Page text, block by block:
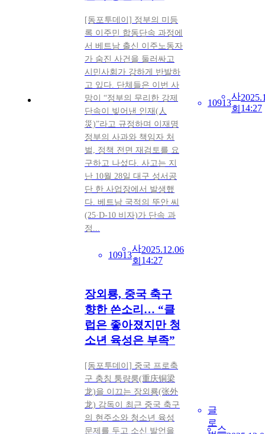
[동포투데이] 정부의 미등
록 이주민 합동단속 과정에
서 베트남 출신 이주노동자
가 숨진 사건을 둘러싸고
시민사회가 강하게 반발하
고 있다. 단체들은 이번 사
망이 “정부의 무리한 강제
단속이 빚어낸 인재(人
災)”라고 규정하며 이재명
정부의 사과와 책임자 처
벌, 정책 전면 재검토를 요
구하고 나섰다. 사고는 지
난 10월 28일 대구 성서공
단 한 사업장에서 발생했
다. 베트남 국적의 뚜안 씨
(25·D-10 비자)가 단속 과
정...
10913
사
회
2025.12.06
14:27
10913
사
회 14:27
장외룡, 중국 축구
향한 쓴소리… “클
럽은 좋아졌지만 청
소년 육성은 부족”
[동포투데이] 중국 프로축
구 충칭 퉁량룽(重庆铜梁
龙)을 이끄는 장외룡(张外
龙) 감독이 최근 중국 축구
의 현주소와 청소년 육성
문제를 두고 소신 발언을
글
로
스